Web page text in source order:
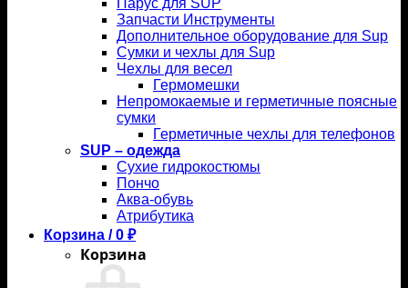
Запчасти Инструменты
Дополнительное оборудование для Sup
Сумки и чехлы для Sup
Чехлы для весел
Гермомешки
Непромокаемые и герметичные поясные
сумки
Герметичные чехлы для телефонов
SUP – одежда
Сухие гидрокостюмы
Пончо
Аква-обувь
Атрибутика
Корзина /0 ₽
Корзина